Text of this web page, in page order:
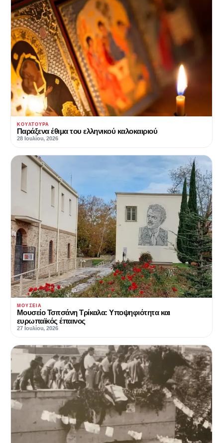
ΚΟΥΛΤΟΥΡΑ
Παράξενα έθιμα του ελληνικού καλοκαιριού
28 Ιουλίου, 2026
ΜΟΥΣΕΊΑ
Μουσείο Τσιτσάνη Τρίκαλα: Υποψηφιότητα και
ευρωπαϊκός έπαινος
27 Ιουλίου, 2026